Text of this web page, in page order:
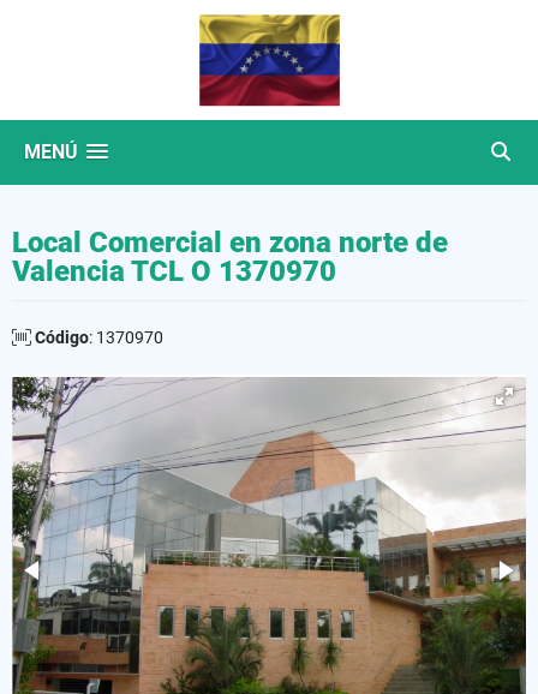
MENÚ
Local Comercial en zona norte de
Valencia TCL O 1370970
Código: 1370970